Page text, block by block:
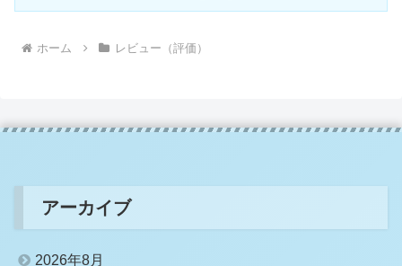
ホーム レビュー（評価）
アーカイブ
2026年8月